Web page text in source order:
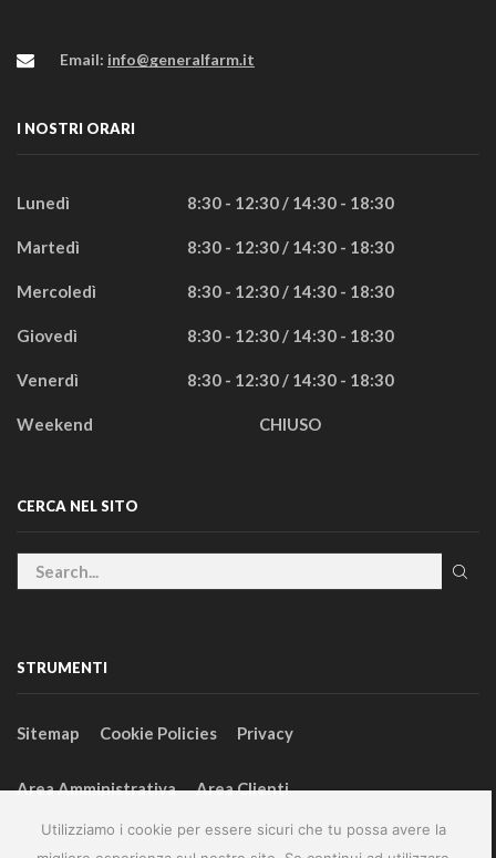
Utilizziamo i cookie per essere sicuri che tu possa avere la
Email: info@generalfarm.it
I NOSTRI ORARI
Lunedì 8:30 - 12:30 / 14:30 - 18:30
Martedì 8:30 - 12:30 / 14:30 - 18:30
Mercoledì 8:30 - 12:30 / 14:30 - 18:30
Giovedì 8:30 - 12:30 / 14:30 - 18:30
Venerdì 8:30 - 12:30 / 14:30 - 18:30
Weekend CHIUSO
CERCA NEL SITO
STRUMENTI
Sitemap Cookie Policies Privacy
Area Amministrativa Area Clienti